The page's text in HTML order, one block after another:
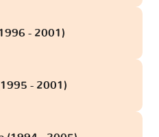
- 2001)
- 2001)